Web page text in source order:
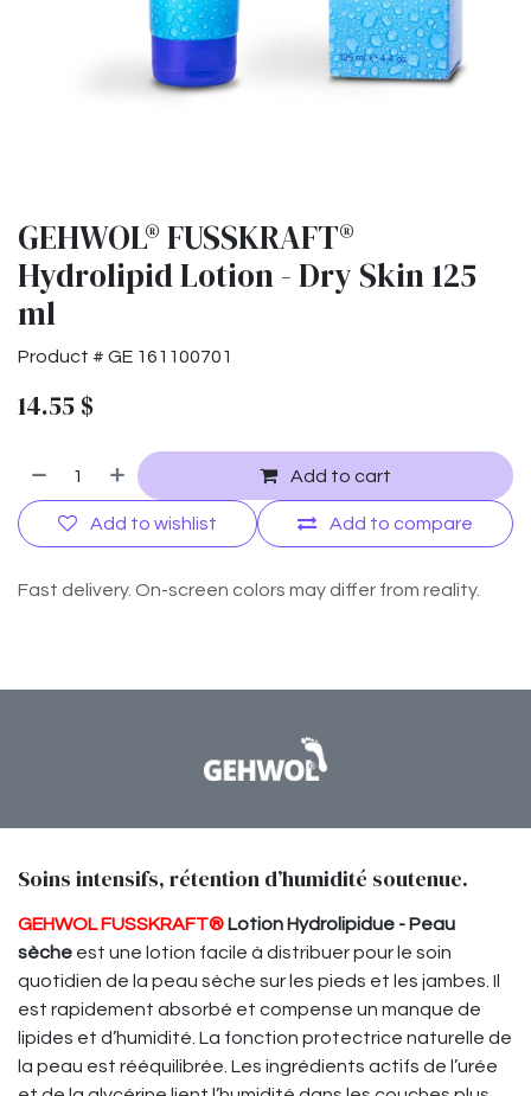
GEHWOL® FUSSKRAFT®
Hydrolipid Lotion - Dry Skin 125
ml
Product # GE 161100701
14.55 $
Add to cart
Add to compare
Add to wishlist
Fast delivery. On-screen colors may differ from reality.
Soins intensifs, rétention d’humidité soutenue.
GEHWOL FUSSKRAFT®Lotion Hydrolipidue - Peau
sèche est une lotion facile à distribuer pour le soin
quotidien de la peau sèche sur les pieds et les jambes. Il
est rapidement absorbé et compense un manque de
lipides et d’humidité. La fonction protectrice naturelle de
la peau est rééquilibrée. Les ingrédients actifs de l’urée